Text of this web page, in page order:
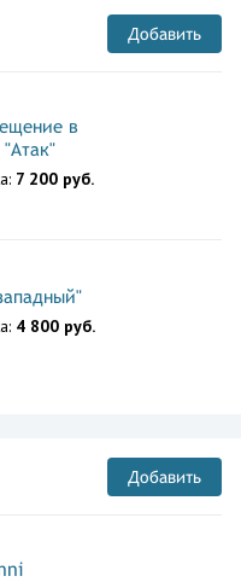
Добавить
в
"Атак"
7 200 руб.
4 800 руб.
Добавить